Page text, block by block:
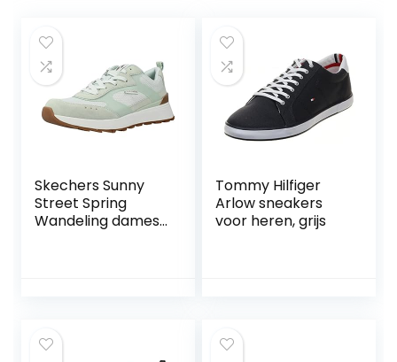
Skechers Sunny
Street Spring
Wandeling dames
Tommy Hilfiger
Arlow sneakers
voor heren, grijs